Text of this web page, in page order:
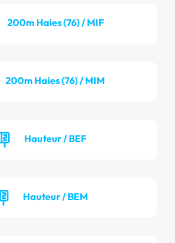
200m Haies (76) / MIF
200m Haies (76) / MIM
Hauteur / BEF
Hauteur / BEM